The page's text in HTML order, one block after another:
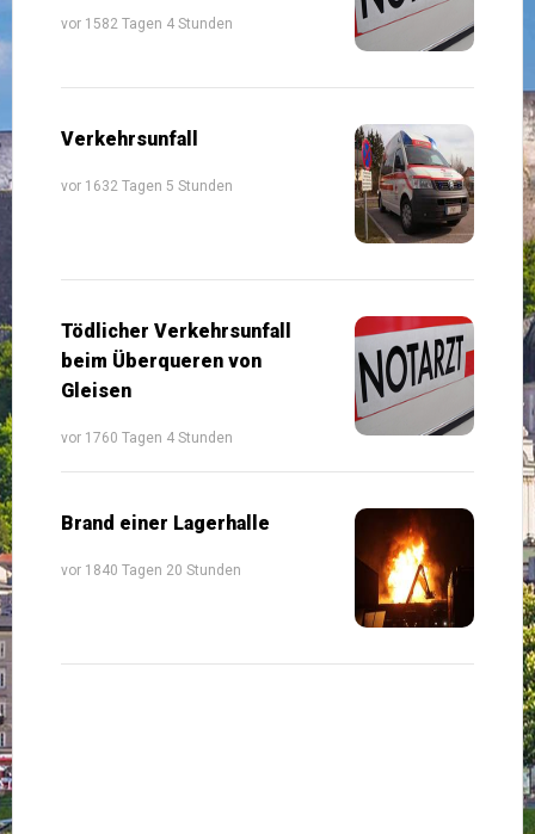
vor 1582 Tagen 4 Stunden
Verkehrsunfall
vor 1632 Tagen 5 Stunden
Tödlicher Verkehrsunfall
beim Überqueren von
Gleisen
vor 1760 Tagen 4 Stunden
Brand einer Lagerhalle
vor 1840 Tagen 20 Stunden